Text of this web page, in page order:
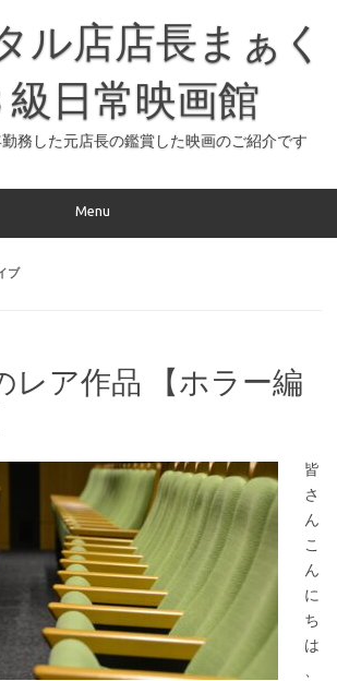
ル店店長まぁく
級日常映画館
務した元店長の鑑賞した映画のご紹介です
Menu
ブ
レア作品 【ホラー編
皆
さ
ん
こ
ん
に
ち
は